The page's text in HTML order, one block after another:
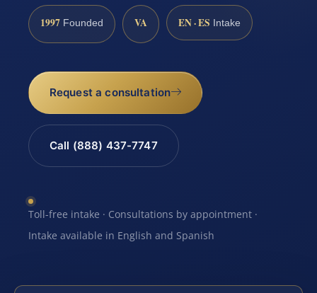
1997 Founded VA EN · ES Intake
Request a consultation
Call (888) 437-7747
Toll-free intake · Consultations by appointment ·
Intake available in English and Spanish